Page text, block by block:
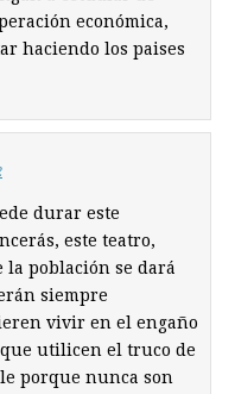
económica,
haciendo los paises
durar este
este teatro,
la población se dará
siempre
vivir en el engaño
que utilicen el truco de
porque nunca son